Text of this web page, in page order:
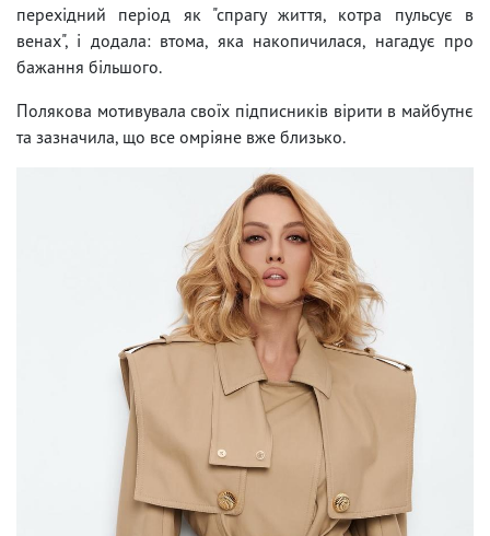
перехідний період як "спрагу життя, котра пульсує в
венах", і додала: втома, яка накопичилася, нагадує про
бажання більшого.
Полякова мотивувала своїх підписників вірити в майбутнє
та зазначила, що все омріяне вже близько.